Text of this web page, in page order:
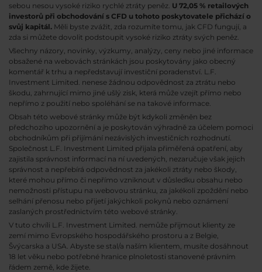
sebou nesou vysoké riziko rychlé ztráty peněz. U 72,05 % retailových
investorů při obchodování s CFD u tohoto poskytovatele přichází o
svůj kapitál. Měli byste zvážit, zda rozumíte tomu, jak CFD fungují, a
zda si můžete dovolit podstoupit vysoké riziko ztráty svých peněz.
Všechny názory, novinky, výzkumy, analýzy, ceny nebo jiné informace
obsažené na webovách stránkách jsou poskytovány jako obecný
komentář k trhu a nepředstavují investiční poradenství. L.F.
Investment Limited. nenese žádnou odpovědnost za ztrátu nebo
škodu, zahrnující mimo jiné ušlý zisk, která může vzejít přímo nebo
nepřímo z použití nebo spoléhání se na takové informace.
Obsah této webové stránky může být kdykoli změněn bez
předchozího upozornění a je poskytován výhradně za účelem pomoci
obchodníkům při přijímání nezávislých investičních rozhodnutí.
Společnost L.F. Investment Limited přijala přiměřená opatření, aby
zajistila správnost informací na ní uvedených, nezaručuje však jejich
správnost a nepřebírá odpovědnost za jakékoli ztráty nebo škody,
které mohou přímo či nepřímo vzniknout v důsledku obsahu nebo
nemožnosti přístupu na webovou stránku, za jakékoli zpoždění nebo
selhání přenosu nebo přijetí jakýchkoli pokynů nebo oznámení
zaslaných prostřednictvím této webové stránky.
V tuto chvíli L.F. Investment Limited. nemůže přijmout klienty ze
zemí mimo Evropského hospodářského prostoru a z Belgie,
Švýcarska a USA. Abyste se stal/a naším klientem, musíte dosáhnout
18 let věku nebo potřebné hranice plnoletosti stanovené právním
řádem země, kde žijete.